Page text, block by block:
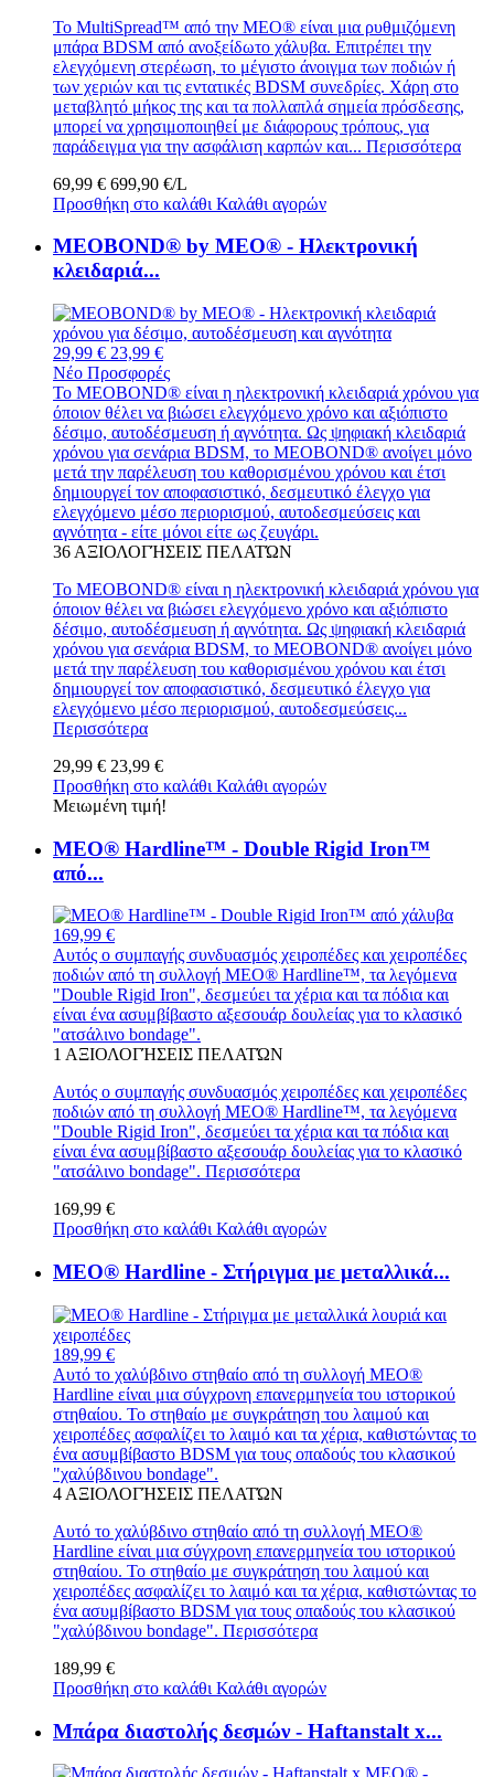
Το MultiSpread™ από την MEO® είναι μια ρυθμιζόμενη
μπάρα BDSM από ανοξείδωτο χάλυβα. Επιτρέπει την
ελεγχόμενη στερέωση, το μέγιστο άνοιγμα των ποδιών ή
των χεριών και τις εντατικές BDSM συνεδρίες. Χάρη στο
μεταβλητό μήκος της και τα πολλαπλά σημεία πρόσδεσης,
μπορεί να χρησιμοποιηθεί με διάφορους τρόπους, για
παράδειγμα για την ασφάλιση καρπών και... Περισσότερα
69,99 € 699,90 €/L
Προσθήκη στο καλάθι Καλάθι αγορών
MEOBOND® by MEO® - Ηλεκτρονική
κλειδαριά...
29,99 € 23,99 €
Νέο Προσφορές
Το MEOBOND® είναι η ηλεκτρονική κλειδαριά χρόνου για
όποιον θέλει να βιώσει ελεγχόμενο χρόνο και αξιόπιστο
δέσιμο, αυτοδέσμευση ή αγνότητα. Ως ψηφιακή κλειδαριά
χρόνου για σενάρια BDSM, το MEOBOND® ανοίγει μόνο
μετά την παρέλευση του καθορισμένου χρόνου και έτσι
δημιουργεί τον αποφασιστικό, δεσμευτικό έλεγχο για
ελεγχόμενο μέσο περιορισμού, αυτοδεσμεύσεις και
αγνότητα - είτε μόνοι είτε ως ζευγάρι.
36 ΑΞΙΟΛΟΓΉΣΕΙΣ ΠΕΛΑΤΏΝ
Το MEOBOND® είναι η ηλεκτρονική κλειδαριά χρόνου για
όποιον θέλει να βιώσει ελεγχόμενο χρόνο και αξιόπιστο
δέσιμο, αυτοδέσμευση ή αγνότητα. Ως ψηφιακή κλειδαριά
χρόνου για σενάρια BDSM, το MEOBOND® ανοίγει μόνο
μετά την παρέλευση του καθορισμένου χρόνου και έτσι
δημιουργεί τον αποφασιστικό, δεσμευτικό έλεγχο για
ελεγχόμενο μέσο περιορισμού, αυτοδεσμεύσεις...
Περισσότερα
29,99 € 23,99 €
Προσθήκη στο καλάθι Καλάθι αγορών
Μειωμένη τιμή!
MEO® Hardline™ - Double Rigid Iron™
από...
169,99 €
Αυτός ο συμπαγής συνδυασμός χειροπέδες και χειροπέδες
ποδιών από τη συλλογή MEO® Hardline™, τα λεγόμενα
"Double Rigid Iron", δεσμεύει τα χέρια και τα πόδια και
είναι ένα ασυμβίβαστο αξεσουάρ δουλείας για το κλασικό
"ατσάλινο bondage".
1 ΑΞΙΟΛΟΓΉΣΕΙΣ ΠΕΛΑΤΏΝ
Αυτός ο συμπαγής συνδυασμός χειροπέδες και χειροπέδες
ποδιών από τη συλλογή MEO® Hardline™, τα λεγόμενα
"Double Rigid Iron", δεσμεύει τα χέρια και τα πόδια και
είναι ένα ασυμβίβαστο αξεσουάρ δουλείας για το κλασικό
"ατσάλινο bondage". Περισσότερα
169,99 €
Προσθήκη στο καλάθι Καλάθι αγορών
MEO® Hardline - Στήριγμα με μεταλλικά...
189,99 €
Αυτό το χαλύβδινο στηθαίο από τη συλλογή MEO®
Hardline είναι μια σύγχρονη επανερμηνεία του ιστορικού
στηθαίου. Το στηθαίο με συγκράτηση του λαιμού και
χειροπέδες ασφαλίζει το λαιμό και τα χέρια, καθιστώντας το
ένα ασυμβίβαστο BDSM για τους οπαδούς του κλασικού
"χαλύβδινου bondage".
4 ΑΞΙΟΛΟΓΉΣΕΙΣ ΠΕΛΑΤΏΝ
Αυτό το χαλύβδινο στηθαίο από τη συλλογή MEO®
Hardline είναι μια σύγχρονη επανερμηνεία του ιστορικού
στηθαίου. Το στηθαίο με συγκράτηση του λαιμού και
χειροπέδες ασφαλίζει το λαιμό και τα χέρια, καθιστώντας το
ένα ασυμβίβαστο BDSM για τους οπαδούς του κλασικού
"χαλύβδινου bondage". Περισσότερα
189,99 €
Προσθήκη στο καλάθι Καλάθι αγορών
Μπάρα διαστολής δεσμών - Haftanstalt x...